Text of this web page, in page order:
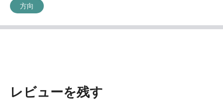
方向
レビューを残す